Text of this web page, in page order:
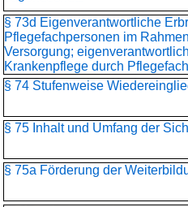
§ 73d Eigenverantwortliche
Pflegefachpersonen im
Versorgung;
Krankenpflege durch
§ 74 Stufenweise
§ 75 Inhalt und Umfang der
§ 75a Förderung der